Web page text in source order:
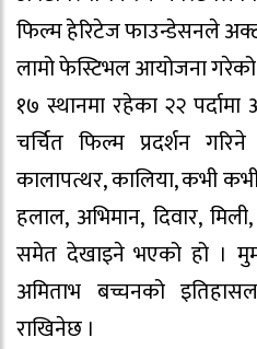
फिल्म हेरिटेज फाउन्डेसनले
लामो फेस्टिभल आयोजना
१७ स्थानमा रहेका २२
चर्चित फिल्म प्रदर्शन
कालापत्थर, कालिया, कभी
हलाल, अभिमान, दिवार,
समेत देखाइने भएको हो ।
अमिताभ बच्चनको
राखिनेछ ।